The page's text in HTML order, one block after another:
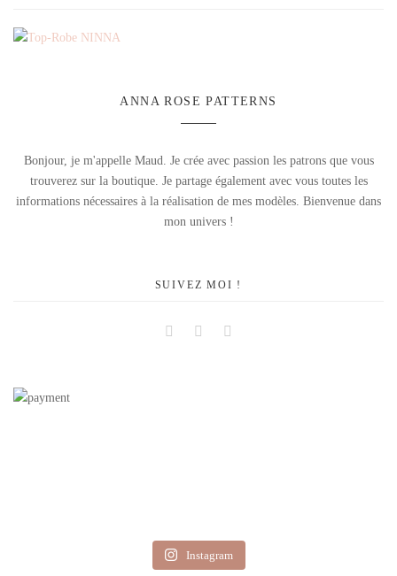
ANNA ROSE PATTERNS
Bonjour, je m'appelle Maud. Je crée avec passion les patrons que vous
trouverez sur la boutique. Je partage également avec vous toutes les
informations nécessaires à la réalisation de mes modèles. Bienvenue dans
mon univers !
SUIVEZ MOI !
FacebookInstagram
Instagram